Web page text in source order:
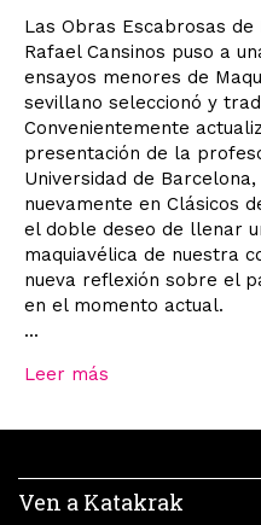
Las Obras Escabrosas
Rafael Cansinos puso a
ensayos menores de
sevillano seleccionó y
Convenientemente
presentación de la
Universidad de
nuevamente en Clásicos
el doble deseo de llenar
maquiavélica de nuestra
nueva reflexión sobre el
en el momento actual.
...
Leer más
Ven a Katakrak